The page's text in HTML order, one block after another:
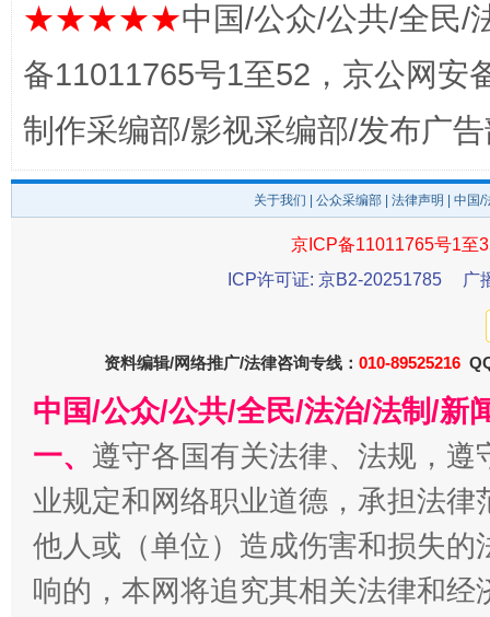
揭开“小金库”的免责幌子
受贿1.44亿！段成刚被判无期 从幼
★★★★★中国/公众/公共/全民/
备11011765号1至52，京公网安
制作采编部/影视采编部/发布广
关于我们 公众采编部 法律声明 | 中国
京ICP备11011765号1至
ICP许可证: 京B2-20251785
广
资料编辑/网络推广/法律咨询专线： 010-89525216
中国/公众/公共/全民/法治/法制/新
一、 遵守各国有关法律、法规，
业规定和网络职业道德，承担法
他人或（单位）造成伤害和损失
响的，本网将追究其相关法律和